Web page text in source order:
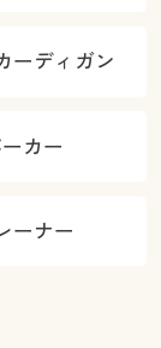
ーディガン
カー
ーナー